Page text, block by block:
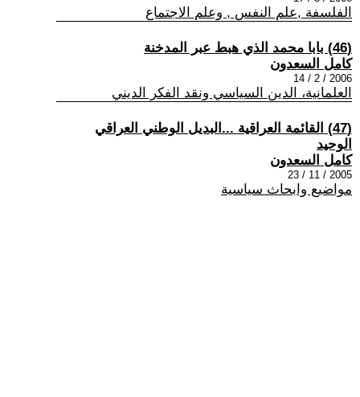
الفلسفة ,علم النفس , وعلم الاجتماع
(46) بابا محمد الذي هبط عبر المدخنة
كامل السعدون
2006 / 2 / 14
العلمانية، الدين السياسي ونقد الفكر الديني
(47) القائمة العراقية ...البديل الوطني العراقي
الوحيد
كامل السعدون
2005 / 11 / 23
مواضيع وابحاث سياسية